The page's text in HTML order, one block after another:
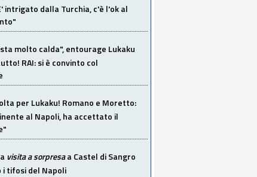
intrigato dalla Turchia, c'è l'ok al
molto calda", entourage Lukaku
RAI: si è convinto col
per Lukaku! Romano e Moretto:
al Napoli, ha accettato il
visita a sorpresaa Castel di Sangro
i tifosi del Napoli